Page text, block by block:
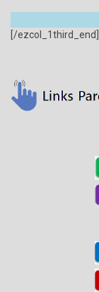
[/ezcol_1third_end]